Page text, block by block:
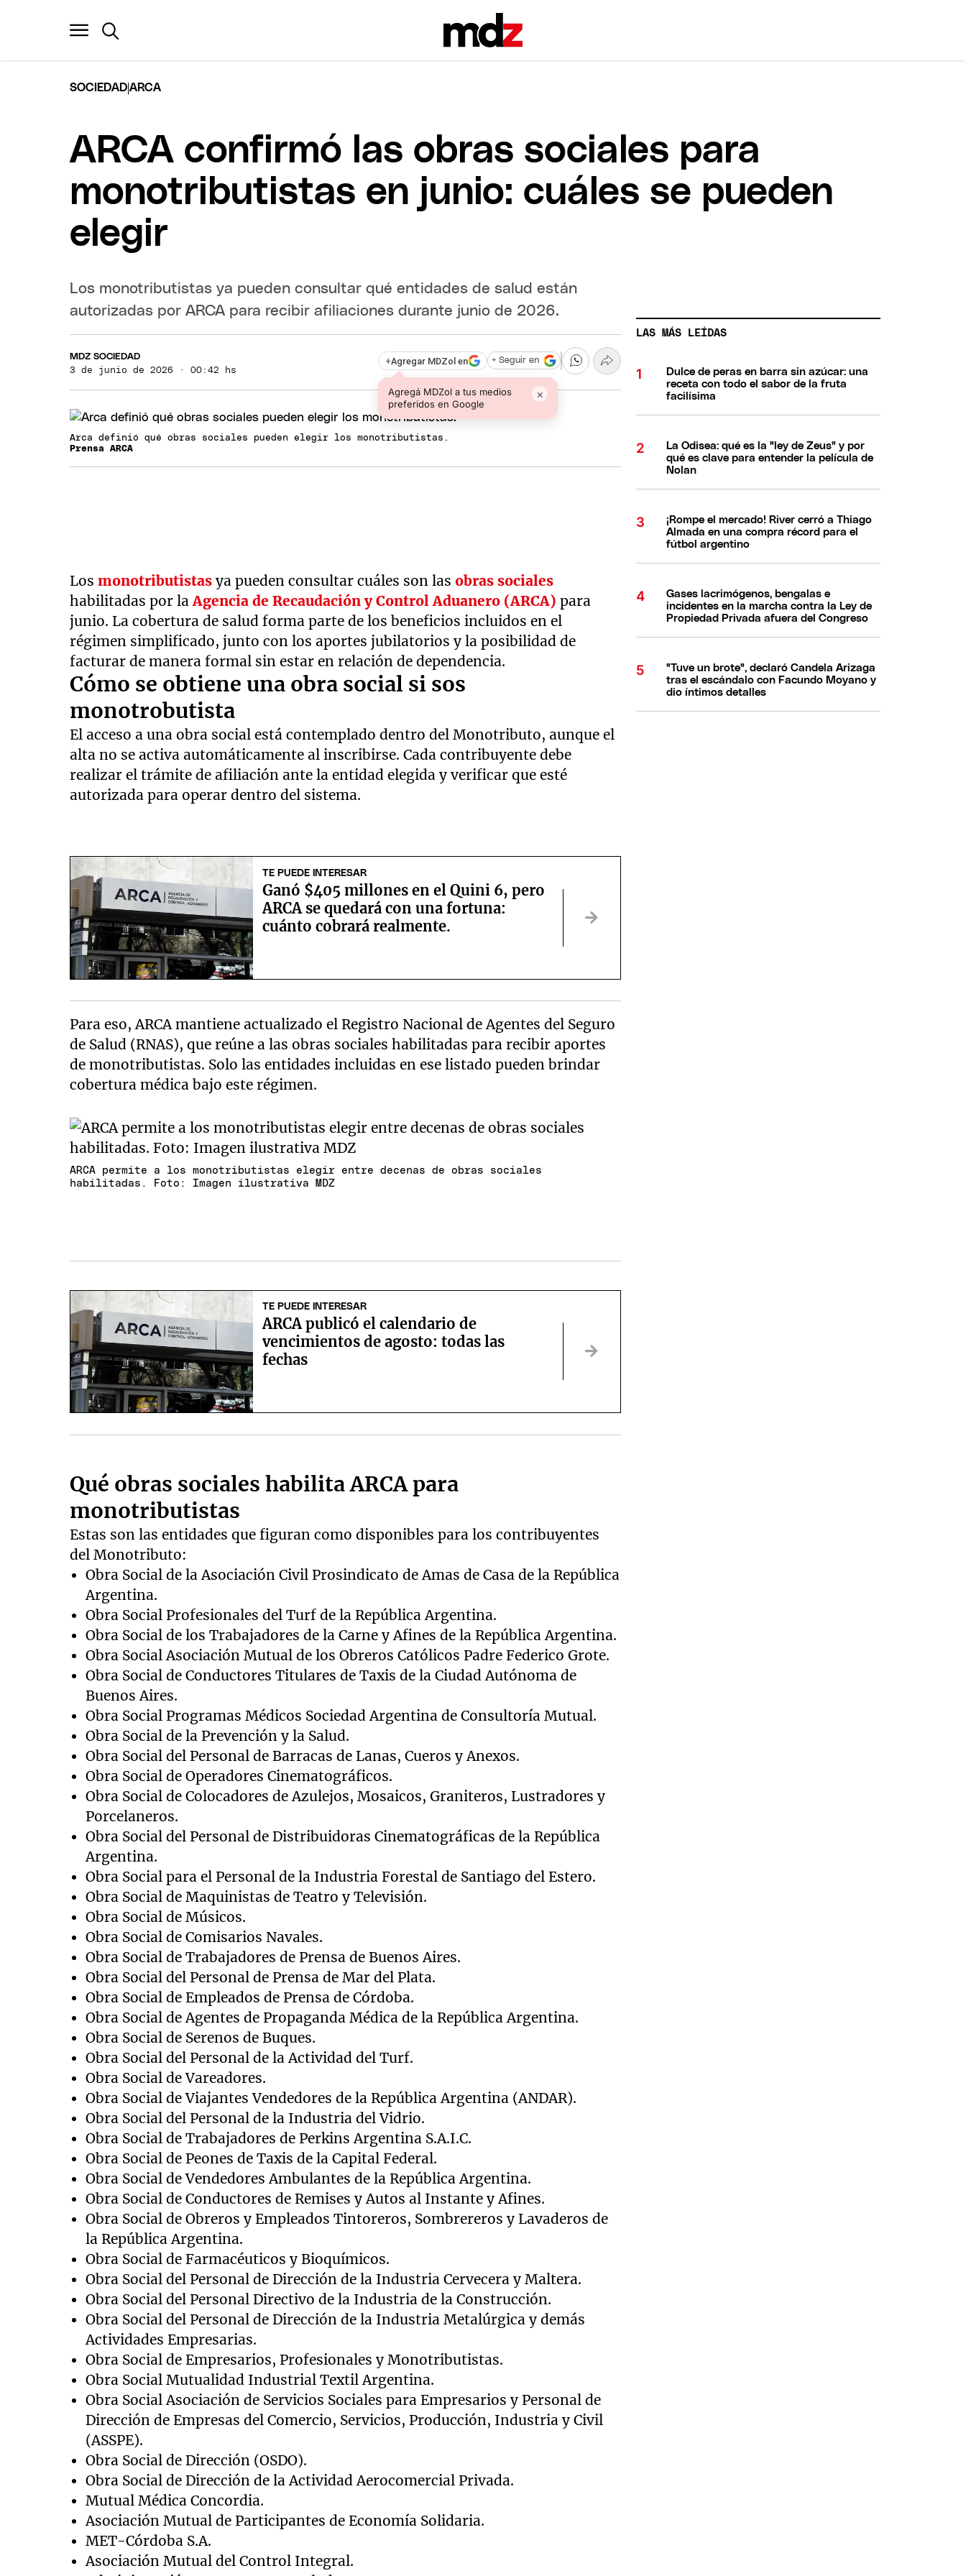
SOCIEDAD|ARCA
ARCA confirmó las obras sociales para
monotributistas en junio: cuáles se pueden
elegir
Los monotributistas ya pueden consultar qué entidades de salud están
autorizadas por ARCA para recibir afiliaciones durante junio de 2026.
MDZ SOCIEDAD
3 de junio de 2026 · 00:42 hs
+Agregar MDZol en
Agregá MDZol a tus medios
preferidos en Google
×
+ Seguir en
Arca definió qué obras sociales pueden elegir los monotributistas.
Prensa ARCA
Losmonotributistas ya pueden consultar cuáles son lasobras sociales
habilitadas por laAgencia de Recaudación y Control Aduanero (ARCA) para
junio. La cobertura de salud forma parte de los beneficios incluidos en el
régimen simplificado, junto con los aportes jubilatorios y la posibilidad de
facturar de manera formal sin estar en relación de dependencia.
Cómo se obtiene una obra social si sos
monotrobutista
El acceso a una obra social está contemplado dentro del Monotributo, aunque el
alta no se activa automáticamente al inscribirse. Cada contribuyente debe
realizar el trámite de afiliación ante la entidad elegida y verificar que esté
autorizada para operar dentro del sistema.
TE PUEDE INTERESAR
Ganó $405 millones en el Quini 6, pero
ARCA se quedará con una fortuna:
cuánto cobrará realmente.
Para eso, ARCA mantiene actualizado el Registro Nacional de Agentes del Seguro
de Salud (RNAS), que reúne a las obras sociales habilitadas para recibir aportes
de monotributistas. Solo las entidades incluidas en ese listado pueden brindar
cobertura médica bajo este régimen.
ARCA permite a los monotributistas elegir entre decenas de obras sociales
habilitadas. Foto: Imagen ilustrativa MDZ
TE PUEDE INTERESAR
ARCA publicó el calendario de
vencimientos de agosto: todas las
fechas
Qué obras sociales habilita ARCA para
monotributistas
Estas son las entidades que figuran como disponibles para los contribuyentes
del Monotributo:
Obra Social de la Asociación Civil Prosindicato de Amas de Casa de la República
Argentina.
Obra Social Profesionales del Turf de la República Argentina.
Obra Social de los Trabajadores de la Carne y Afines de la República Argentina.
Obra Social Asociación Mutual de los Obreros Católicos Padre Federico Grote.
Obra Social de Conductores Titulares de Taxis de la Ciudad Autónoma de
Buenos Aires.
Obra Social Programas Médicos Sociedad Argentina de Consultoría Mutual.
Obra Social de la Prevención y la Salud.
Obra Social del Personal de Barracas de Lanas, Cueros y Anexos.
Obra Social de Operadores Cinematográficos.
Obra Social de Colocadores de Azulejos, Mosaicos, Graniteros, Lustradores y
Porcelaneros.
Obra Social del Personal de Distribuidoras Cinematográficas de la República
Argentina.
Obra Social para el Personal de la Industria Forestal de Santiago del Estero.
Obra Social de Maquinistas de Teatro y Televisión.
Obra Social de Músicos.
Obra Social de Comisarios Navales.
Obra Social de Trabajadores de Prensa de Buenos Aires.
Obra Social del Personal de Prensa de Mar del Plata.
Obra Social de Empleados de Prensa de Córdoba.
Obra Social de Agentes de Propaganda Médica de la República Argentina.
Obra Social de Serenos de Buques.
Obra Social del Personal de la Actividad del Turf.
Obra Social de Vareadores.
Obra Social de Viajantes Vendedores de la República Argentina (ANDAR).
Obra Social del Personal de la Industria del Vidrio.
Obra Social de Trabajadores de Perkins Argentina S.A.I.C.
Obra Social de Peones de Taxis de la Capital Federal.
Obra Social de Vendedores Ambulantes de la República Argentina.
Obra Social de Conductores de Remises y Autos al Instante y Afines.
Obra Social de Obreros y Empleados Tintoreros, Sombrereros y Lavaderos de
la República Argentina.
Obra Social de Farmacéuticos y Bioquímicos.
Obra Social del Personal de Dirección de la Industria Cervecera y Maltera.
Obra Social del Personal Directivo de la Industria de la Construcción.
Obra Social del Personal de Dirección de la Industria Metalúrgica y demás
Actividades Empresarias.
Obra Social de Empresarios, Profesionales y Monotributistas.
Obra Social Mutualidad Industrial Textil Argentina.
Obra Social Asociación de Servicios Sociales para Empresarios y Personal de
Dirección de Empresas del Comercio, Servicios, Producción, Industria y Civil
(ASSPE).
Obra Social de Dirección (OSDO).
Obra Social de Dirección de la Actividad Aerocomercial Privada.
Mutual Médica Concordia.
Asociación Mutual de Participantes de Economía Solidaria.
MET-Córdoba S.A.
Asociación Mutual del Control Integral.
LAS MÁS LEÍDAS
Dulce de peras en barra sin azúcar: una
receta con todo el sabor de la fruta
facilísima
La Odisea: qué es la "ley de Zeus" y por
qué es clave para entender la película de
Nolan
¡Rompe el mercado! River cerró a Thiago
Almada en una compra récord para el
fútbol argentino
Gases lacrimógenos, bengalas e
incidentes en la marcha contra la Ley de
Propiedad Privada afuera del Congreso
"Tuve un brote", declaró Candela Arizaga
tras el escándalo con Facundo Moyano y
dio íntimos detalles